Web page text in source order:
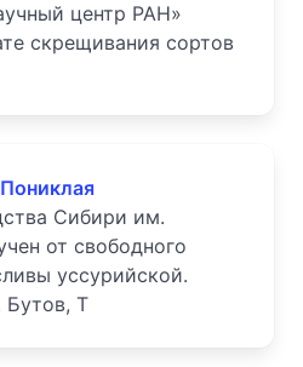
центр РАН»
скрещивания сортов
Пониклая
Сибири им.
от свободного
уссурийской.
Бутов, Т